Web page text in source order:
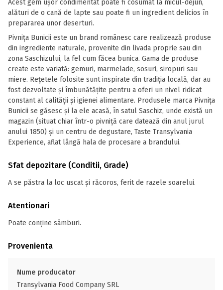
Acest gem uşor condimentat poate fi cosumat la micul-dejun,
alături de o cană de lapte sau poate fi un ingredient delicios în
prepararea unor deserturi.
Pivniţa Bunicii este un brand românesc care realizează produse
din ingrediente naturale, provenite din livada proprie sau din
zona Saschizului, la fel cum făcea bunica. Gama de produse
create este variată: gemuri, marmelade, sosuri, siropuri sau
miere. Rețetele folosite sunt inspirate din tradiția locală, dar au
fost dezvoltate și îmbunătățite pentru a oferi un nivel ridicat
constant al calității și igienei alimentare. Produsele marca Pivnița
Bunicii se găsesc și la ele acasă, în satul Saschiz, unde există un
magazin (situat chiar într-o pivniță care datează din anul jurul
anului 1850) şi un centru de degustare, Taste Transylvania
Experience, aflat lângă hala de procesare a brandului.
Sfat depozitare (Conditii, Grade)
A se păstra la loc uscat și răcoros, ferit de razele soarelui.
Atentionari
Poate conține sâmburi.
Provenienta
Nume producator
Transylvania Food Company SRL